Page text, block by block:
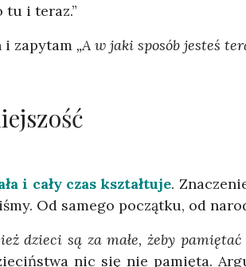
tu i teraz.”
i zapytam „A w jaki sposób jesteś
i cały czas kształtuje.
Od samego początku, od
dzieci są za małe, żeby
nic się nie pamięta.